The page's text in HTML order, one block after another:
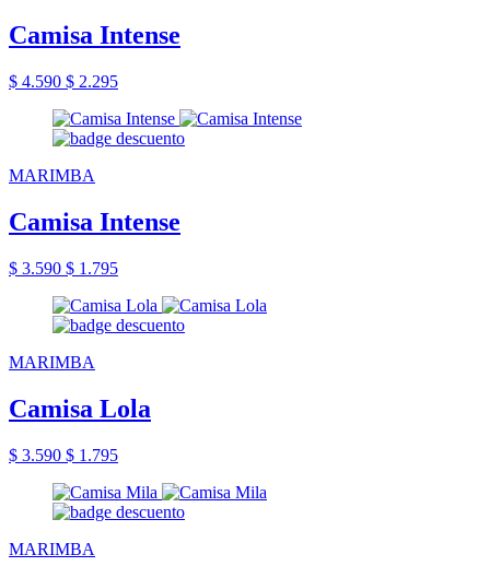
Camisa Intense
$ 4.590 $ 2.295
MARIMBA
Camisa Intense
$ 3.590 $ 1.795
MARIMBA
Camisa Lola
$ 3.590 $ 1.795
MARIMBA